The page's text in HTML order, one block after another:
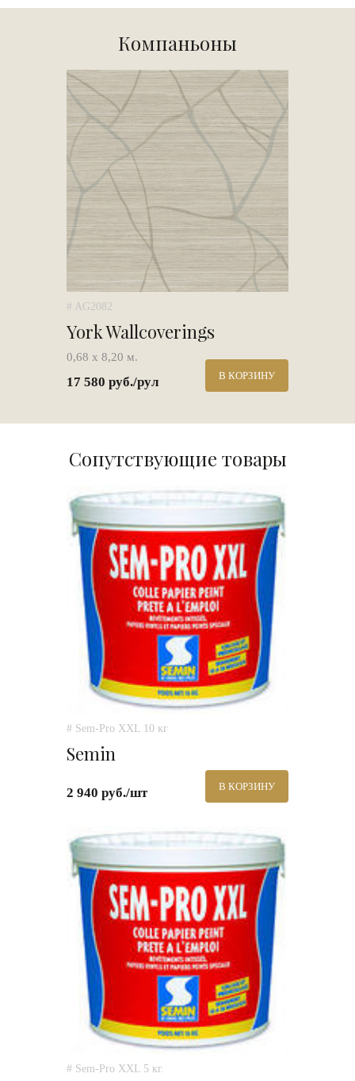
Компаньоны
# AG2082
York Wallcoverings
0,68 х 8,20 м.
17 580 руб./рул В КОРЗИНУ
Сопутствующие товары
# Sem-Pro XXL 10 кг
Semin
2 940 руб./шт В КОРЗИНУ
# Sem-Pro XXL 5 кг.